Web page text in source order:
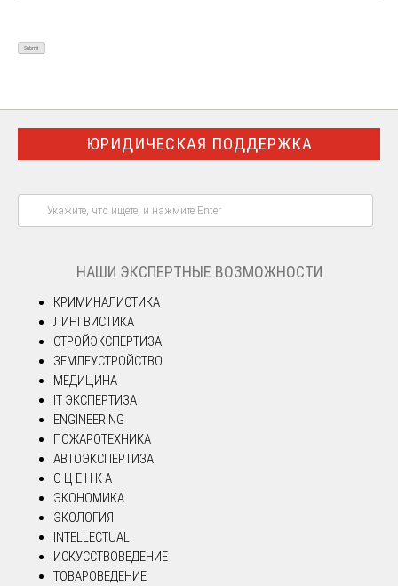
ЮРИДИЧЕСКАЯ ПОДДЕРЖКА
НАШИ ЭКСПЕРТНЫЕ ВОЗМОЖНОСТИ
КРИМИНАЛИСТИКА
ЛИНГВИСТИКА
СТРОЙЭКСПЕРТИЗА
ЗЕМЛЕУСТРОЙСТВО
МЕДИЦИНА
IT ЭКСПЕРТИЗА
ENGINEERING
ПОЖАРОТЕХНИКА
АВТОЭКСПЕРТИЗА
О Ц Е Н К А
ЭКОНОМИКА
ЭКОЛОГИЯ
INTELLECTUAL
ИСКУССТВОВЕДЕНИЕ
ТОВАРОВЕДЕНИЕ